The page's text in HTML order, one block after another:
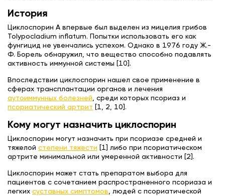
История
Циклоспорин А впервые был выделен из мицелия грибов
Tolypocladium inflatum. Попытки использовать его как
фунгицид не увенчались успехом. Однако в 1976 году Ж.-
Ф. Борель обнаружил, что вещество способно подавлять
активность иммунной системы [10].
Впоследствии циклоспорин нашел свое применение в
сферах трансплантации органов и лечения
аутоиммунных болезней, среди которых псориаз и
псориатический артрит [1, 2, 10].
Кому могут назначить циклоспорин
Циклоспорин могут назначить при псориазе средней и
тяжелой степени тяжести [1] либо при псориатическом
артрите минимальной или умеренной активности [2].
Циклоспорин может стать препаратом выбора для
пациентов с сочетанием распространенного псориаза и
легких суставных симптомов, людей с псориатической